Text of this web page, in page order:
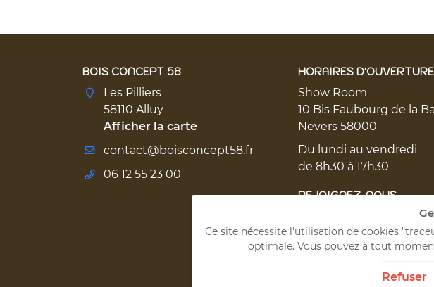
BOIS CONCEPT 58
Les Pilliers
58110 Alluy
Afficher la carte
06 12 55 23 00
HORAIRES
Show Room
10 Bis Faubourg de la
Nevers 58000
Du lundi au vendredi
de 8h30 à 17h30
REJOIGNEZ-NOUS
Ce site nécessite l'utilisation de cookies
optimale. Vous pouvez à tout
Refuser